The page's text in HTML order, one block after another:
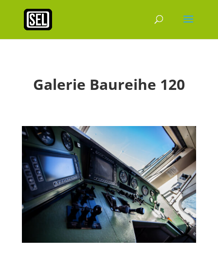
Galerie Baureihe 120